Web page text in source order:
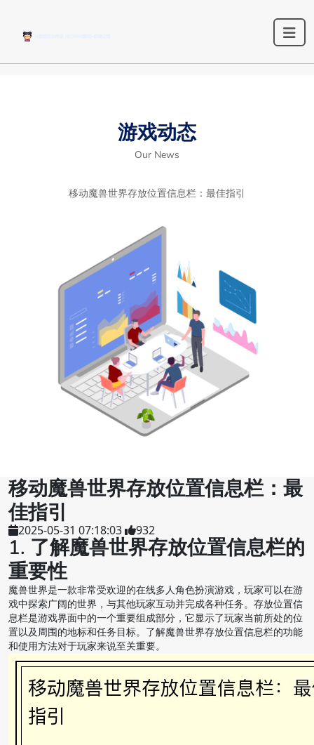
游戏动态
Our News
移动魔兽世界存放位置信息栏：最佳指引
移动魔兽世界存放位置信息栏：最
佳指引
2025-05-31 07:18:03 932
1. 了解魔兽世界存放位置信息栏的
重要性
魔兽世界是一款非常受欢迎的在线多人角色扮演游戏，玩家可以在游
戏中探索广阔的世界，与其他玩家互动并完成各种任务。存放位置信
息栏是游戏界面中的一个重要组成部分，它显示了玩家当前所处的位
置以及周围的地标和任务目标。了解魔兽世界存放位置信息栏的功能
和使用方法对于玩家来说至关重要。